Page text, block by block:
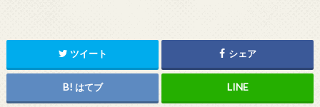
ツイート シェア
はてブ